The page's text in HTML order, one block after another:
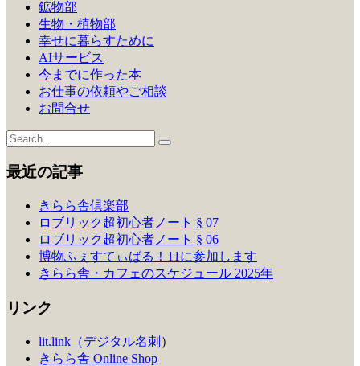
鉱物部
生物・植物部
幸せに暮らすために
AIサービス
今までに作った本
お仕事の依頼やご相談
お問合せ
最近の記事
きらら舎倶楽部
ロブリック超初心者ノート § 07
ロブリック超初心者ノート § 06
博物ふぇすてぃばる！11に参加します
きらら舎・カフェのスケジュール 2025年
リンク
lit.link（デジタル名刺 ）
きらら舎 Online Shop